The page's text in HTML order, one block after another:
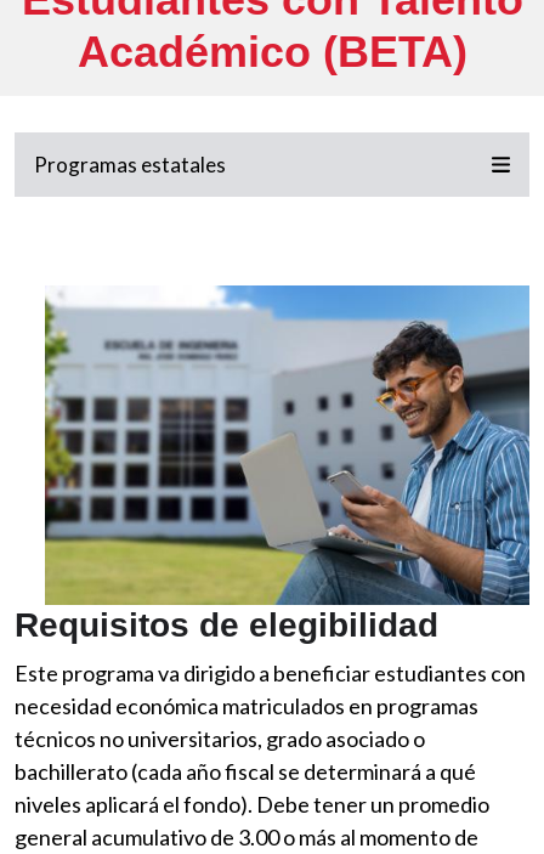
Académico (BETA)
Programas estatales
Imagen
Requisitos de elegibilidad
Este programa va dirigido a beneficiar estudiantes con
necesidad económica matriculados en programas
técnicos no universitarios, grado asociado o
bachillerato (cada año fiscal se determinará a qué
niveles aplicará el fondo). Debe tener un promedio
general acumulativo de 3.00 o más al momento de